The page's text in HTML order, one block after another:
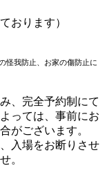
ります）
怪我防止、お家の傷防止に
、完全予約制にて
っては、事前にお
がございます。
入場をお断りさせ
。